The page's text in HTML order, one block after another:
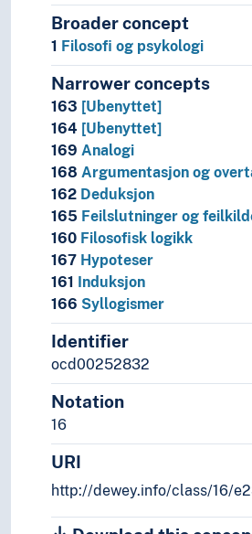
Broader concept
1 Filosofi og psykologi
Narrower concepts
163 [Ubenyttet]
164 [Ubenyttet]
169 Analogi
168 Argumentasjon og
162 Deduksjon
165 Feilslutninger og
160 Filosofisk logikk
167 Hypoteser
161
Induksjon
166 Syllogismer
Identifier
ocd00252832
Notation
16
URI
http://dewey.info/class/16/